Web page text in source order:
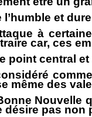
l’humble et
à
car, ces
point central
même des
Nouvelle
désire pas non